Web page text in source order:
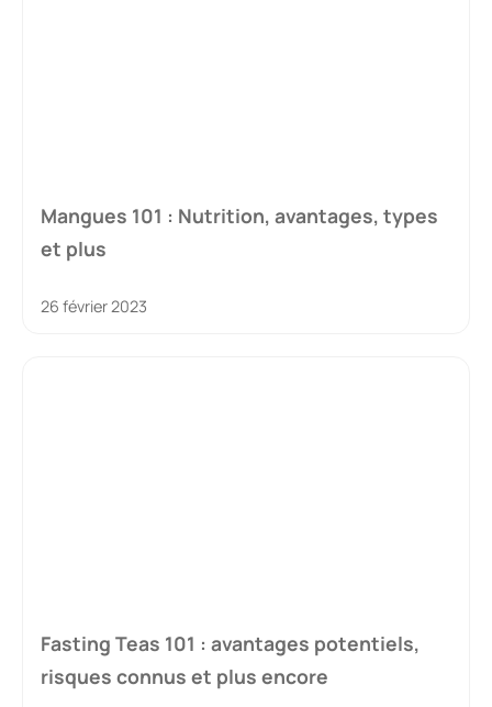
Mangues 101 : Nutrition, avantages, types
et plus
26 février 2023
Fasting Teas 101 : avantages potentiels,
risques connus et plus encore